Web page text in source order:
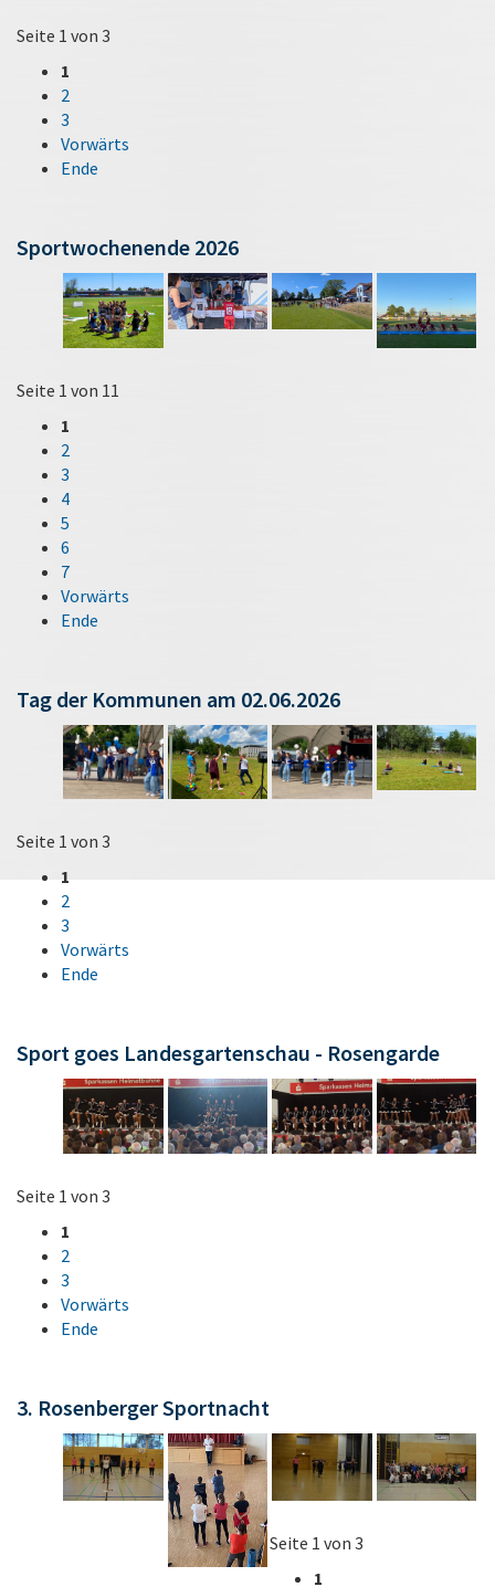
Seite 1 von 3
1
2
3
Vorwärts
Ende
Sportwochenende 2026
Seite 1 von 11
1
2
3
4
5
6
7
Vorwärts
Ende
Tag der Kommunen am 02.06.2026
Seite 1 von 3
1
2
3
Vorwärts
Ende
Sport goes Landesgartenschau - Rosengarde
Seite 1 von 3
1
2
3
Vorwärts
Ende
3. Rosenberger Sportnacht
Seite 1 von 3
1